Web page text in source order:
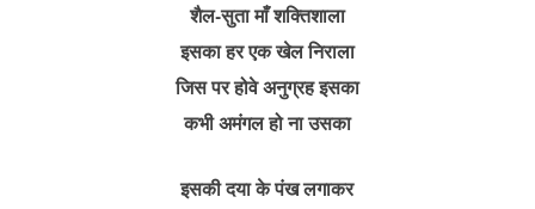
शैल-सुता माँ शक्तिशाला
इसका हर एक खेल निराला
जिस पर होवे अनुग्रह इसका
कभी अमंगल हो ना उसका
इसकी दया के पंख लगाकर